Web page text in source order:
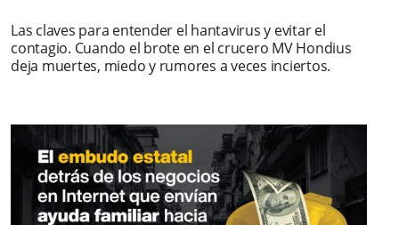
Las claves para entender el hantavirus y evitar el
contagio. Cuando el brote en el crucero MV Hondius
deja muertes, miedo y rumores a veces inciertos.